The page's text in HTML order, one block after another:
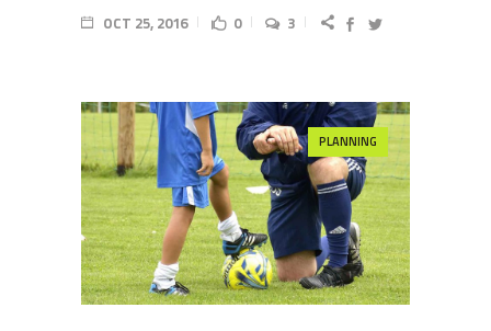
OCT 25, 2016 0 3
PLANNING